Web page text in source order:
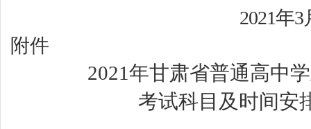
2021年3
附件
2021年甘肃省普通高中
考试科目及时间安